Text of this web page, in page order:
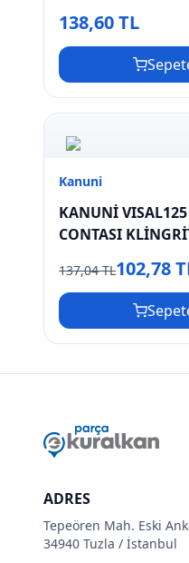
138,60 TL
Kanuni
KANUNİ
CONTASI
137,04 TL102,78
ADRES
Tepeören Mah. Eski
34940 Tuzla / İstanbul